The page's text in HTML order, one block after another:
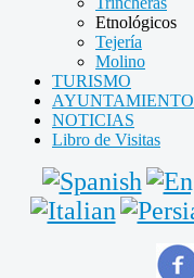
Etnológicos
Tejería
Molino
TURISMO
AYUNTAMIENTO
NOTICIAS
Libro de Visitas